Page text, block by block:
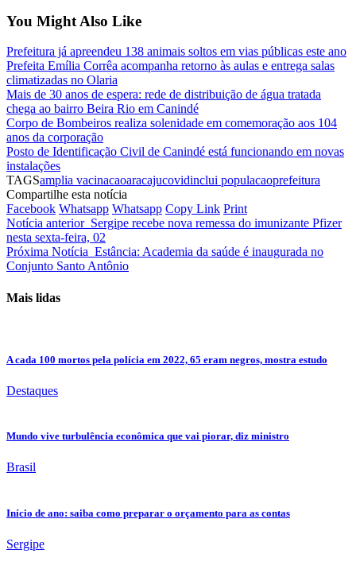
You Might Also Like
Prefeitura já apreendeu 138 animais soltos em vias públicas este ano
Prefeita Emília Corrêa acompanha retorno às aulas e entrega salas
climatizadas no Olaria
Mais de 30 anos de espera: rede de distribuição de água tratada
chega ao bairro Beira Rio em Canindé
Corpo de Bombeiros realiza solenidade em comemoração aos 104
anos da corporação
Posto de Identificação Civil de Canindé está funcionando em novas
instalações
TAGSamplia vacinacaoaracajucovidinclui populacaoprefeitura
Compartilhe esta notícia
Facebook Whatsapp Whatsapp Copy Link Print
Notícia anterior Sergipe recebe nova remessa do imunizante Pfizer
nesta sexta-feira, 02
Próxima Notícia Estância: Academia da saúde é inaugurada no
Conjunto Santo Antônio
Mais lidas
A cada 100 mortos pela polícia em 2022, 65 eram negros, mostra estudo
Destaques
Mundo vive turbulência econômica que vai piorar, diz ministro
Brasil
Início de ano: saiba como preparar o orçamento para as contas
Sergipe